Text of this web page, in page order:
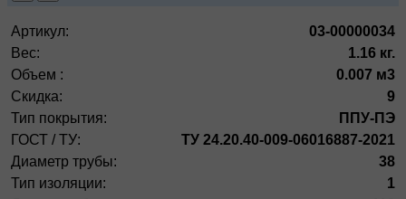
Артикул:
03-00000034
Вес:
1.16 кг.
Объем :
0.007 м3
Скидка:
9
Тип покрытия:
ППУ-ПЭ
ГОСТ / ТУ:
ТУ 24.20.40-009-06016887-2021
Диаметр трубы:
38
Тип изоляции:
1